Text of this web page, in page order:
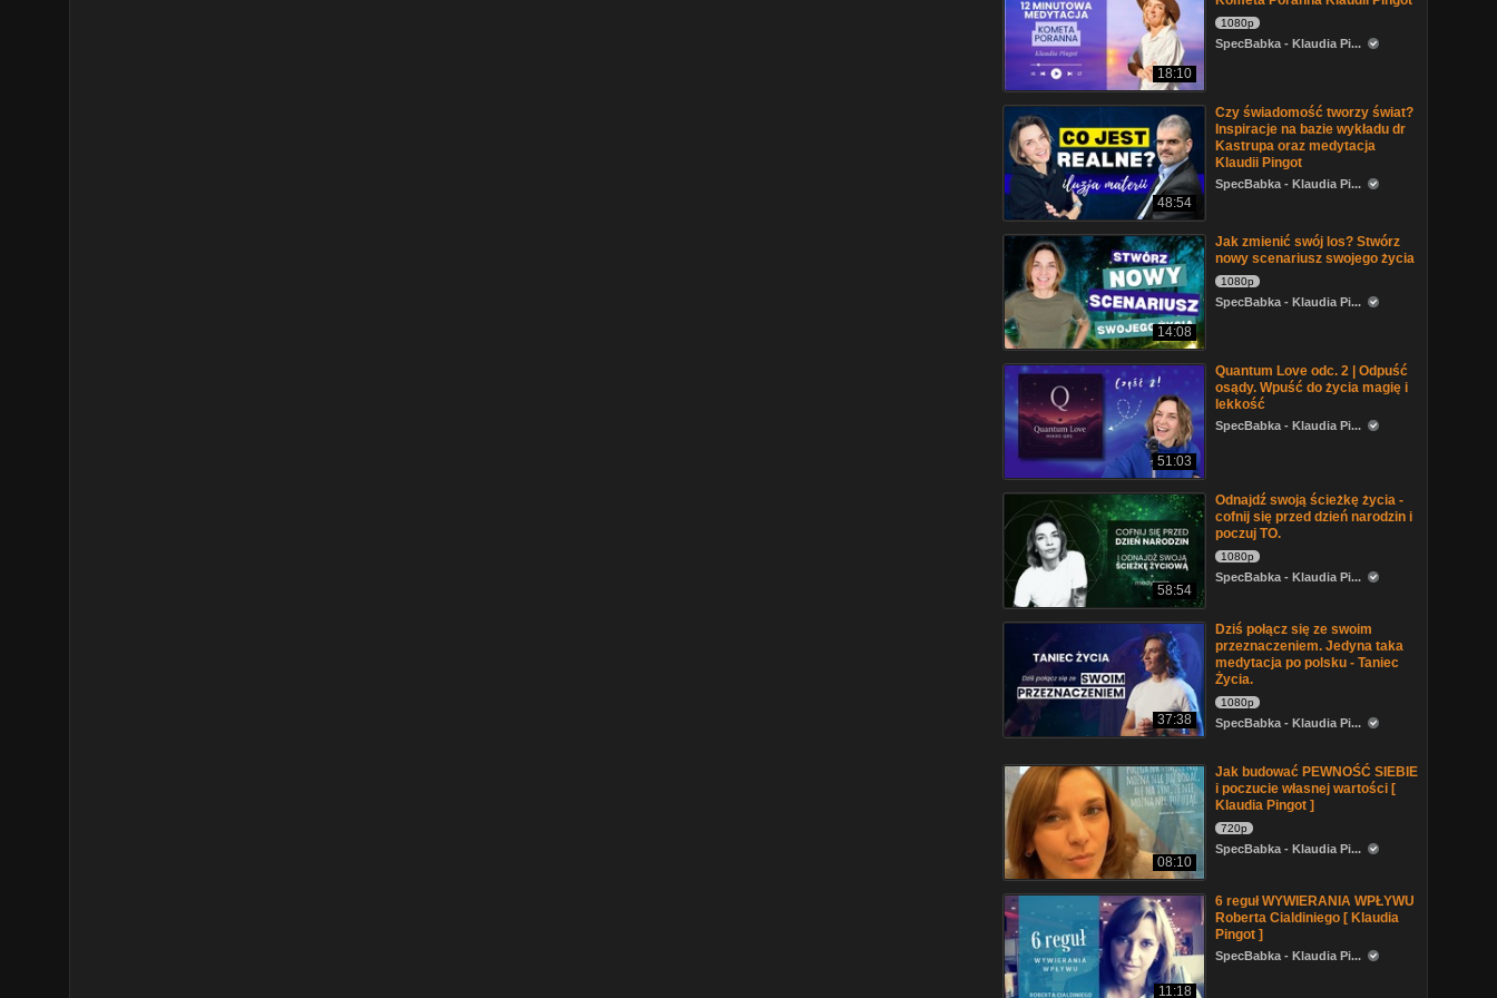
18:10
1080p
SpecBabka - Klaudia Pi...
48:54
Czy świadomość tworzy świat?
Inspiracje na bazie wykładu dr
Kastrupa oraz medytacja
Klaudii Pingot
SpecBabka - Klaudia Pi...
14:08
Jak zmienić swój los? Stwórz
nowy scenariusz swojego życia
1080p
SpecBabka - Klaudia Pi...
51:03
Quantum Love odc. 2 | Odpuść
osądy. Wpuść do życia magię i
lekkość
SpecBabka - Klaudia Pi...
58:54
Odnajdź swoją ścieżkę życia -
cofnij się przed dzień narodzin i
poczuj TO.
1080p
SpecBabka - Klaudia Pi...
37:38
Dziś połącz się ze swoim
przeznaczeniem. Jedyna taka
medytacja po polsku - Taniec
Życia.
1080p
SpecBabka - Klaudia Pi...
08:10
Jak budować PEWNOŚĆ SIEBIE
i poczucie własnej wartości [
Klaudia Pingot ]
720p
SpecBabka - Klaudia Pi...
11:18
6 reguł WYWIERANIA WPŁYWU
Roberta Cialdiniego [ Klaudia
Pingot ]
SpecBabka - Klaudia Pi...